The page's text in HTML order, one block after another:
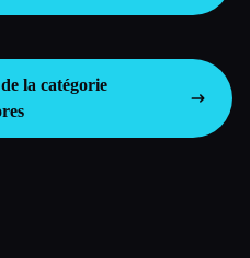
la catégorie